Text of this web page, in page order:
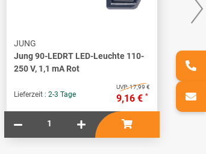
JUNG
Jung 90-LEDRT LED-Leuchte 110-
250 V, 1,1 mA Rot
Lieferzeit : 2-3 Tage
UVP:17,99 €
9,16 € *